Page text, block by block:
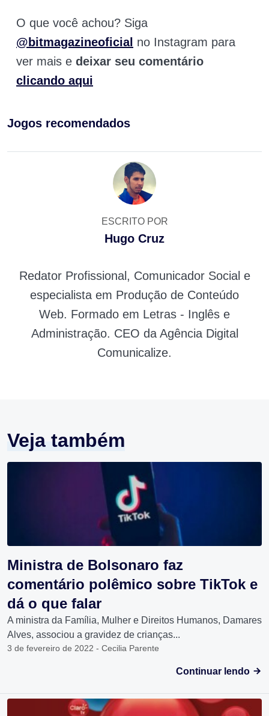
O que você achou? Siga
@bitmagazineoficial no Instagram para
ver mais e deixar seu comentário
clicando aqui
Jogos recomendados
ESCRITO POR
Hugo Cruz
Redator Profissional, Comunicador Social e
especialista em Produção de Conteúdo
Web. Formado em Letras - Inglês e
Administração. CEO da Agência Digital
Comunicalize.
Veja também
Ministra de Bolsonaro faz
comentário polêmico sobre TikTok e
dá o que falar
A ministra da Família, Mulher e Direitos Humanos, Damares
Alves, associou a gravidez de crianças...
3 de fevereiro de 2022 - Cecilia Parente
Continuar lendo